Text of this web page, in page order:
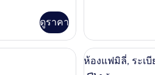
ดูราคา
เกี่ยว
กับ
ห้อง
ใช้แล็ปท็อป| เครื่องนอนระดับพรีเมียม, มินิบาร์,
เปิด
3
ห้องแฟมิลี่, ระเบี